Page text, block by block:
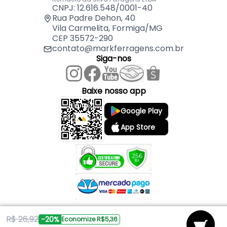
R$ 26,92 -20% Economize R$5,36
CNPJ: 12.616.548/0001-40
Rua Padre Dehon, 40
Vila Carmelita, Formiga/MG
CEP 35572-290
contato@markferragens.com.br
Siga-nos
Baixe nosso app
Google Play
App Store
Copyright © 2026 Mark Ferragens. Todos os direitos reservados.